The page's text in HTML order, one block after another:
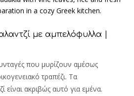
με αμπελόφυλλα |
που μυρίζουν αμέσως
τραπέζι. Τα
είναι ακριβώς αυτό για εμένα.